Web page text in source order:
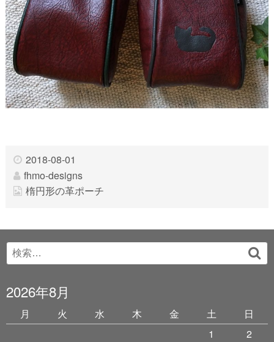
2018-08-01
fhmo-designs
楕円形の革ポーチ
Search
for:
2026年8月
月 火 水 木 金 土
日
1
2